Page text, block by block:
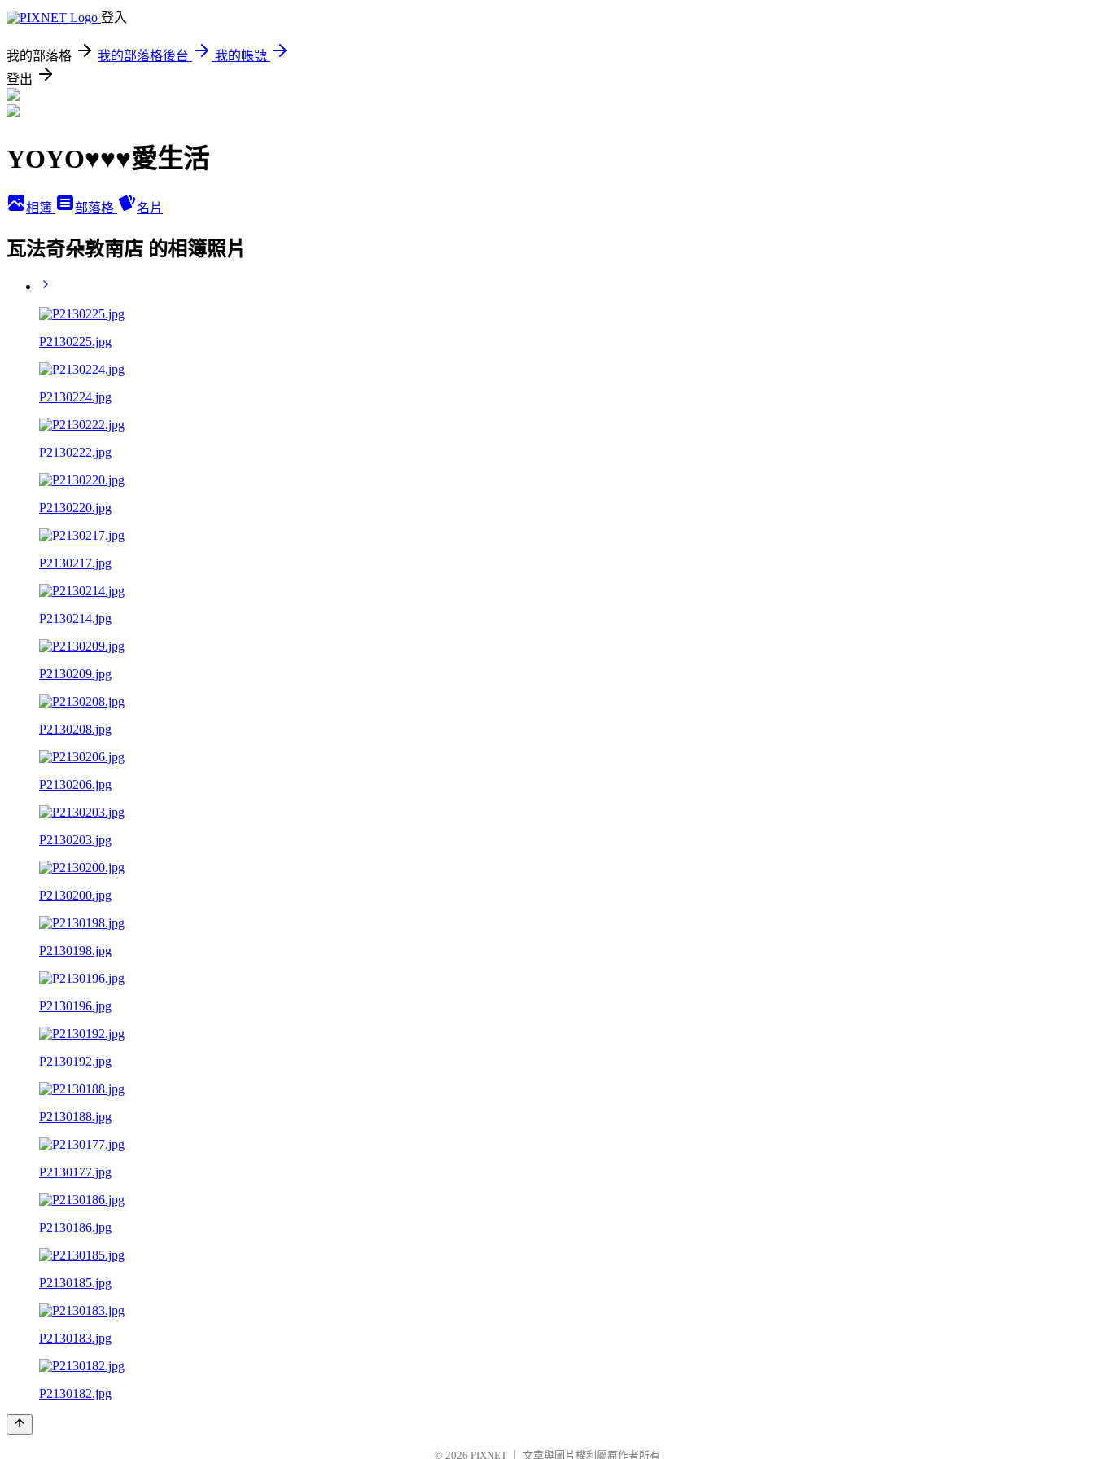
登入
我的部落格 我的部落格後台
我的帳號
登出
YOYO♥♥♥愛生活
相簿 部落格 名片
瓦法奇朵敦南店 的相簿照片
P2130225.jpg
P2130224.jpg
P2130222.jpg
P2130220.jpg
P2130217.jpg
P2130214.jpg
P2130209.jpg
P2130208.jpg
P2130206.jpg
P2130203.jpg
P2130200.jpg
P2130198.jpg
P2130196.jpg
P2130192.jpg
P2130188.jpg
P2130177.jpg
P2130186.jpg
P2130185.jpg
P2130183.jpg
P2130182.jpg
© 2026 PIXNET 文章與圖片權利屬原作者所有